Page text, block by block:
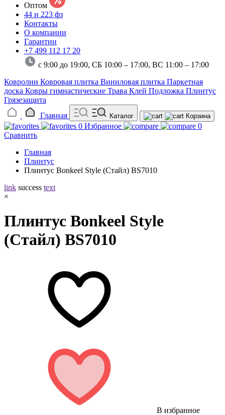
Оптом
44 и 223 фз
Контакты
О компании
Гарантии
+7 499 112 17 20
с 9:00 до 19:00, СБ 10:00 – 17:00, ВС 11:00 – 17:00
Ковролин Ковровая плитка Виниловая плитка Паркетная
доска Ковры гимнастические Трава Клей Подложка Плинтус
Грязезащита
Главная
Каталог Корзина
0 Избранное
0
Сравнить
Главная
Плинтус
Плинтус Bonkeel Style (Стайл) BS7010
link success text
×
Плинтус Bonkeel Style
(Стайл) BS7010
В избранное